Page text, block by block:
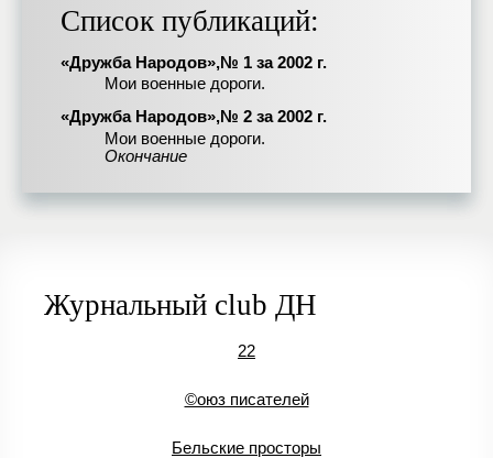
Список публикаций:
«Дружба Народов»,№ 1 за 2002 г.
Мои военные дороги.
«Дружба Народов»,№ 2 за 2002 г.
Мои военные дороги.
Окончание
Журнальный club ДН
22
©оюз писателей
Бельские просторы